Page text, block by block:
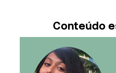
Conteúdo